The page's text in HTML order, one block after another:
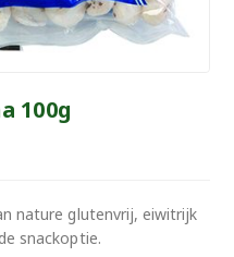
100g
nature glutenvrij, eiwitrijk
snackoptie.